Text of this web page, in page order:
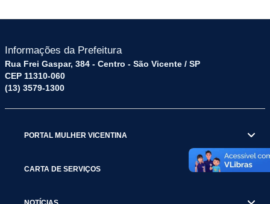
Informações da Prefeitura
Rua Frei Gaspar, 384 - Centro - São Vicente / SP
CEP 11310-060
(13) 3579-1300
PORTAL MULHER VICENTINA
CARTA DE SERVIÇOS